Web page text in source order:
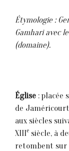
Étymologie :
Gamhari avec
(domaine).
Église : placée
de
aux siècles
XIIIe siècle, à
retombent sur